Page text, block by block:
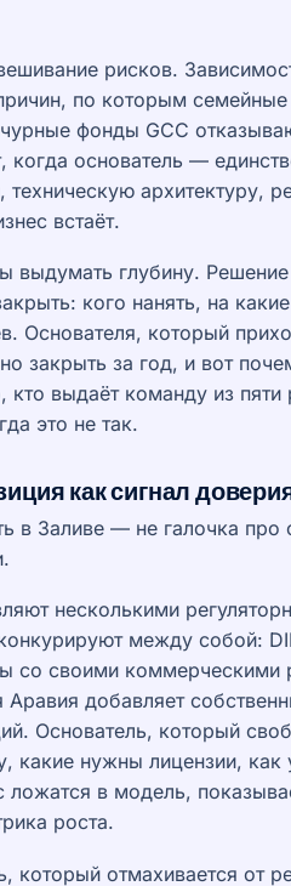
рисков.
по которым
фонды GCC
когда основатель —
архитектуру,
встаёт.
выдумать глубину.
кого нанять, на
Основателя, который
закрыть за год, и вот
кто выдаёт команду из
это не так.
как сигнал
в Заливе — не галочка про
несколькими
между собой:
со своими
Аравия добавляет
Основатель, который
какие нужны лицензии,
в модель,
роста.
который отмахивается от